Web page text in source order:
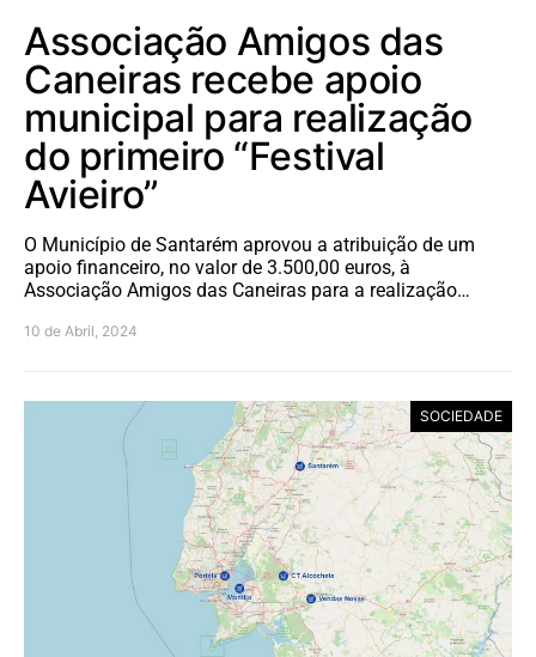
Associação Amigos das
Caneiras recebe apoio
municipal para realização
do primeiro “Festival
Avieiro”
O Município de Santarém aprovou a atribuição de um
apoio financeiro, no valor de 3.500,00 euros, à
Associação Amigos das Caneiras para a realização…
10 de Abril, 2024
SOCIEDADE